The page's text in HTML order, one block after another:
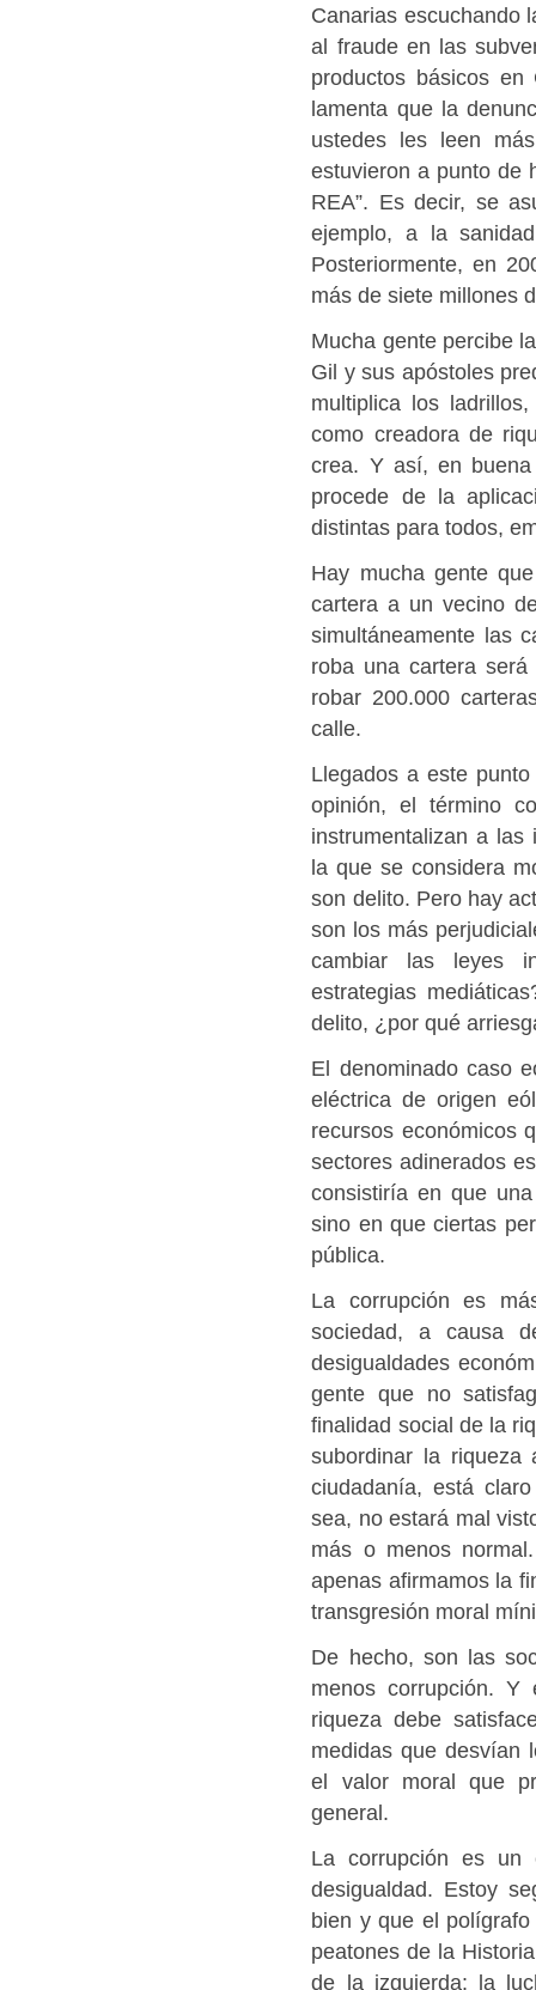
Canarias escuchando
al fraude en las
productos básicos
lamenta que la
ustedes les leen
estuvieron a punto de
REA”. Es decir, se
ejemplo, a la
Posteriormente, en
más de siete millones
Mucha gente percibe
Gil y sus apóstoles
multiplica los
como creadora de
crea. Y así, en
procede de la
distintas para todos,
Hay mucha gente
cartera a un vecino
simultáneamente las
roba una cartera
robar 200.000
calle.
Llegados a este
opinión, el término
instrumentalizan a las
la que se considera
son delito. Pero hay
son los más
cambiar las leyes
estrategias
delito, ¿por qué
El denominado caso
eléctrica de origen
recursos económicos
sectores adinerados
consistiría en que
sino en que ciertas
pública.
La corrupción es
sociedad, a causa
desigualdades
gente que no
finalidad social de la
subordinar la riqueza
ciudadanía, está
sea, no estará mal
más o menos
apenas afirmamos la
transgresión moral
De hecho, son las
menos corrupción.
riqueza debe
medidas que desvían
el valor moral que
general.
La corrupción es un
desigualdad. Estoy
bien y que el
peatones de la
de la izquierda: la